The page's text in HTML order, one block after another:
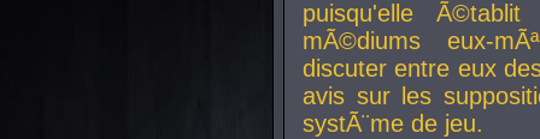
puisqu'elle
mÃ©diums eux-
discuter entre eux
avis sur les
systÃ¨me de jeu.